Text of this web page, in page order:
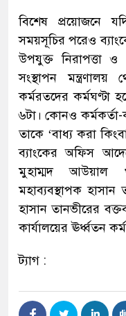
বিশেষ প্রয়োজনে
সময়সূচির পরেও
উপযুক্ত নিরাপত্তা ও
সংস্থাপন
কর্মরতদের কর্মঘণ্টা
৬টা। কোনও কর্মকর্তা-
তাকে ‘বাধ্য করা
ব্যাংকের অফিস
মুহাম্মদ আউয়াল
মহাব্যবস্থাপক হাসান
হাসান তানভীরের
কার্যালয়ের ঊর্ধ্বতন
ট্যাগ :